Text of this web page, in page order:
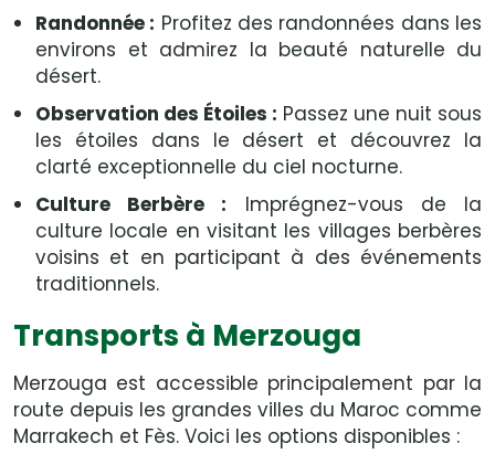
Randonnée : Profitez des randonnées dans les
environs et admirez la beauté naturelle du
désert.
Observation des Étoiles : Passez une nuit sous
les étoiles dans le désert et découvrez la
clarté exceptionnelle du ciel nocturne.
Culture Berbère : Imprégnez-vous de la
culture locale en visitant les villages berbères
voisins et en participant à des événements
traditionnels.
Transports à Merzouga
Merzouga est accessible principalement par la
route depuis les grandes villes du Maroc comme
Marrakech et Fès. Voici les options disponibles :